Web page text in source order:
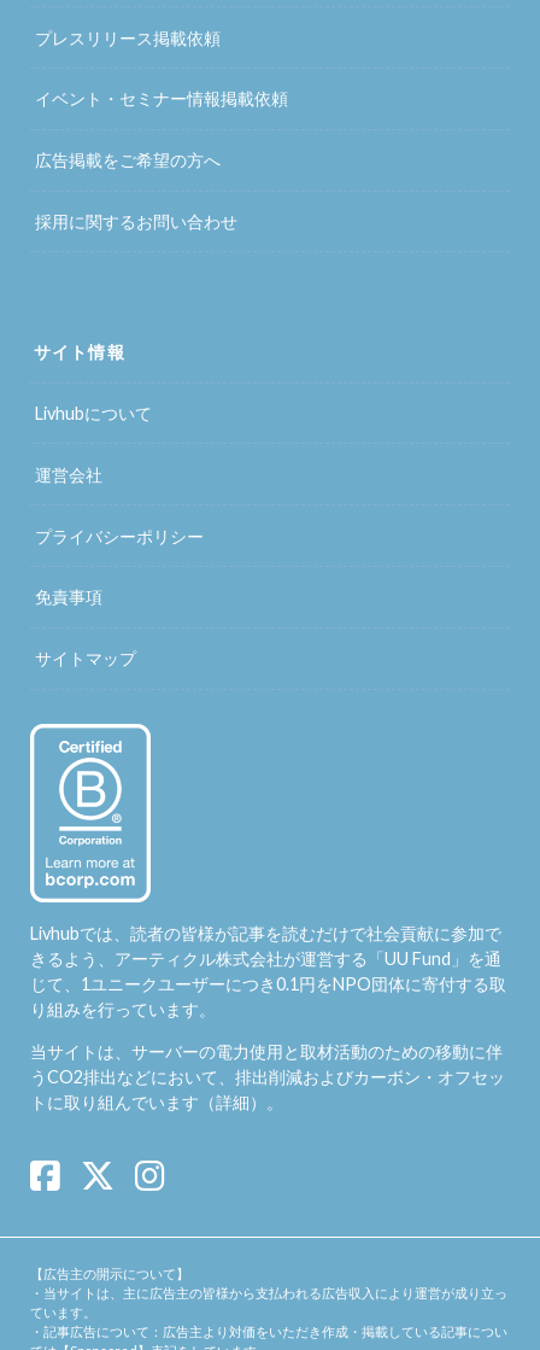
プレスリリース掲載依頼
イベント・セミナー情報掲載依頼
広告掲載をご希望の方へ
採用に関するお問い合わせ
サイト情報
Livhubについて
運営会社
プライバシーポリシー
免責事項
サイトマップ
Livhubでは、読者の皆様が記事を読むだけで社会貢献に参加で
きるよう、アーティクル株式会社が運営する「UU Fund 」を通
じて、1ユニークユーザーにつき0.1円をNPO団体に寄付する取
り組みを行っています。
当サイトは、サーバーの電力使用と取材活動のための移動に伴
うCO2排出などにおいて、排出削減およびカーボン・オフセッ
トに取り組んでいます（詳細）。
【広告主の開示について】
・当サイトは、主に広告主の皆様から支払われる広告収入により運営が成り立っ
ています。
・記事広告について：広告主より対価をいただき作成・掲載している記事につい